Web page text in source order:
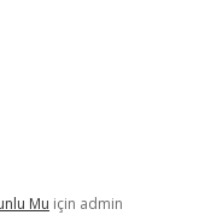
Mu için admin